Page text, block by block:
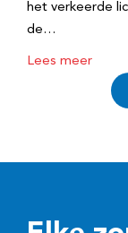
het verkeerde
de…
Lees meer